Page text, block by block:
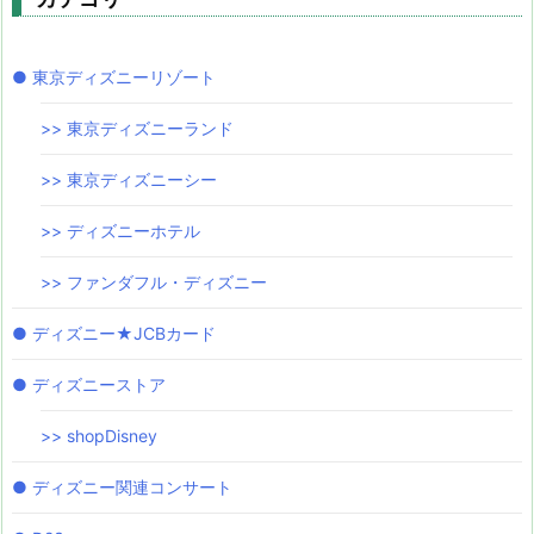
● 東京ディズニーリゾート
>> 東京ディズニーランド
>> 東京ディズニーシー
>> ディズニーホテル
>> ファンダフル・ディズニー
● ディズニー★JCBカード
● ディズニーストア
>> shopDisney
● ディズニー関連コンサート